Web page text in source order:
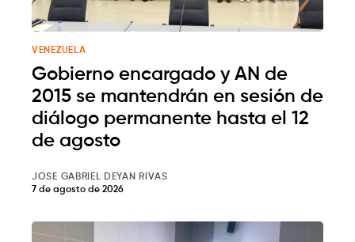
VENEZUELA
Gobierno encargado y AN de
2015 se mantendrán en sesión de
diálogo permanente hasta el 12
de agosto
JOSE GABRIEL DEYAN RIVAS
7 de agosto de 2026